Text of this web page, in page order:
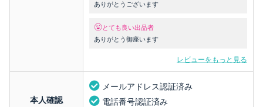
ありがとうございます
とても良い出品者
ありがとう御座います
レビューをもっと見る
本人確認
メールアドレス認証済み
電話番号認証済み